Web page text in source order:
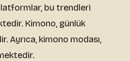
bu trendleri
Kimono, günlük
Ayrıca, kimono modası,